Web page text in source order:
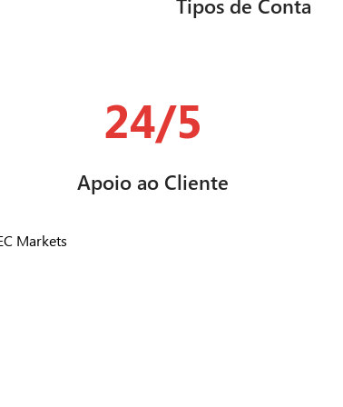
24/5
Apoio ao Cliente
Markets